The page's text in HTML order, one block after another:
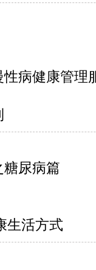
病健康管理
糖尿病篇
生活方式